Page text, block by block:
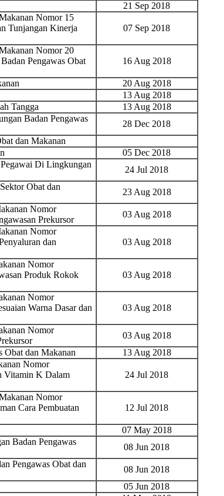
21 Sep 2018
Nomor 15
Tunjangan Kinerja
07 Sep 2018
Nomor 20
Pengawas Obat
16 Aug 2018
20 Aug 2018
13 Aug 2018
Tangga
13 Aug 2018
Badan Pengawas
28 Dec 2018
dan Makanan
05 Dec 2018
Di Lingkungan
24 Jul 2018
Obat dan
23 Aug 2018
Nomor
Prekursor
03 Aug 2018
Nomor
dan
03 Aug 2018
Nomor
Produk Rokok
03 Aug 2018
Nomor
Warna Dasar dan
03 Aug 2018
Nomor
03 Aug 2018
Obat dan Makanan 13 Aug 2018
Nomor
Vitamin K Dalam
24 Jul 2018
Nomor
Cara Pembuatan
12 Jul 2018
07 May 2018
Badan Pengawas
08 Jun 2018
Pengawas Obat dan
08 Jun 2018
05 Jun 2018